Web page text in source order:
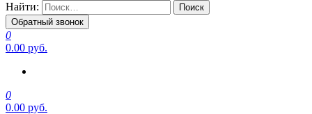
Найти:
Обратный звонок
0
0.00 руб.
0
0.00 руб.